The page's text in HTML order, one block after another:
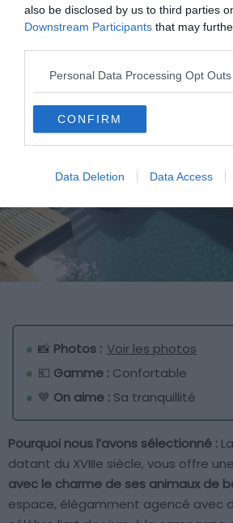
also be disclosed by us to third parties
Downstream Participants that may
Personal Data Processing Opt Outs
CONFIRM
Data Deletion Data Access
📸 Photos : Voir les photos
💶 Gamme : Confortable
💙 On aime : Sa tranquillité
Pourquoi nous l’avons sélectionné :
datant du XVIIIe siècle, vous offre une
avec le charme de ses animaux de
espace, élégamment agencé avec